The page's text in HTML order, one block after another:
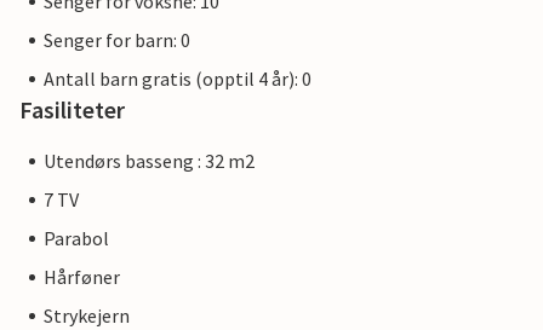
Senger for barn: 0
Antall barn gratis (opptil 4 år): 0
Fasiliteter
Utendørs basseng : 32 m2
7 TV
Parabol
Hårføner
Strykejern